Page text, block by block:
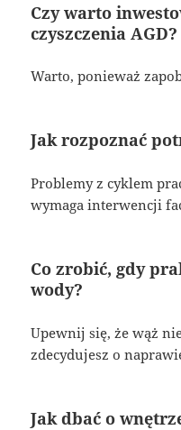
Czy warto
czyszczenia AGD?
Warto, ponieważ
Jak rozpoznać
Problemy z cyklem
wymaga interwencji
Co zrobić, gdy
wody?
Upewnij się, że wąż
zdecydujesz o
Jak dbać o